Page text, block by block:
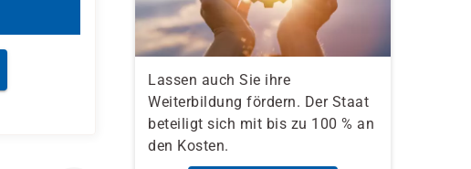
Lassen auch Sie ihre
Weiterbildung fördern. Der Staat
beteiligt sich mit bis zu 100 % an
den Kosten.